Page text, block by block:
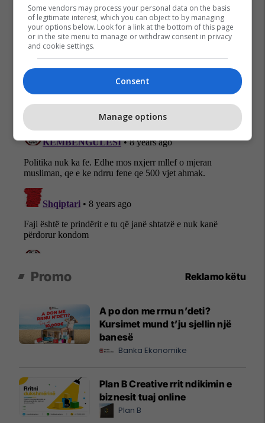
Promo Reklamo këtu
A po don me rrnu n’deti?
Kursimet mund t’ju sjellin një
banesë
Banka Ekonomike
Plan B Creative rrit ndikimin e
biznesit tuaj online
Plan B
Some vendors may process your personal data on the basis
of legitimate interest, which you can object to by managing
your options below. Look for a link at the bottom of this page
or in the site menu to manage or withdraw consent in privacy
and cookie settings.
Consent
Manage options